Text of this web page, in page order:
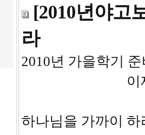
[2010년야고
라
2010년 가을학
이재
하나님을 가까이 하